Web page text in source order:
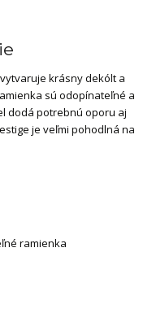
krásny dekólt a
sú odopínateľné a
dodá potrebnú oporu aj
je veľmi pohodlná na
ramienka